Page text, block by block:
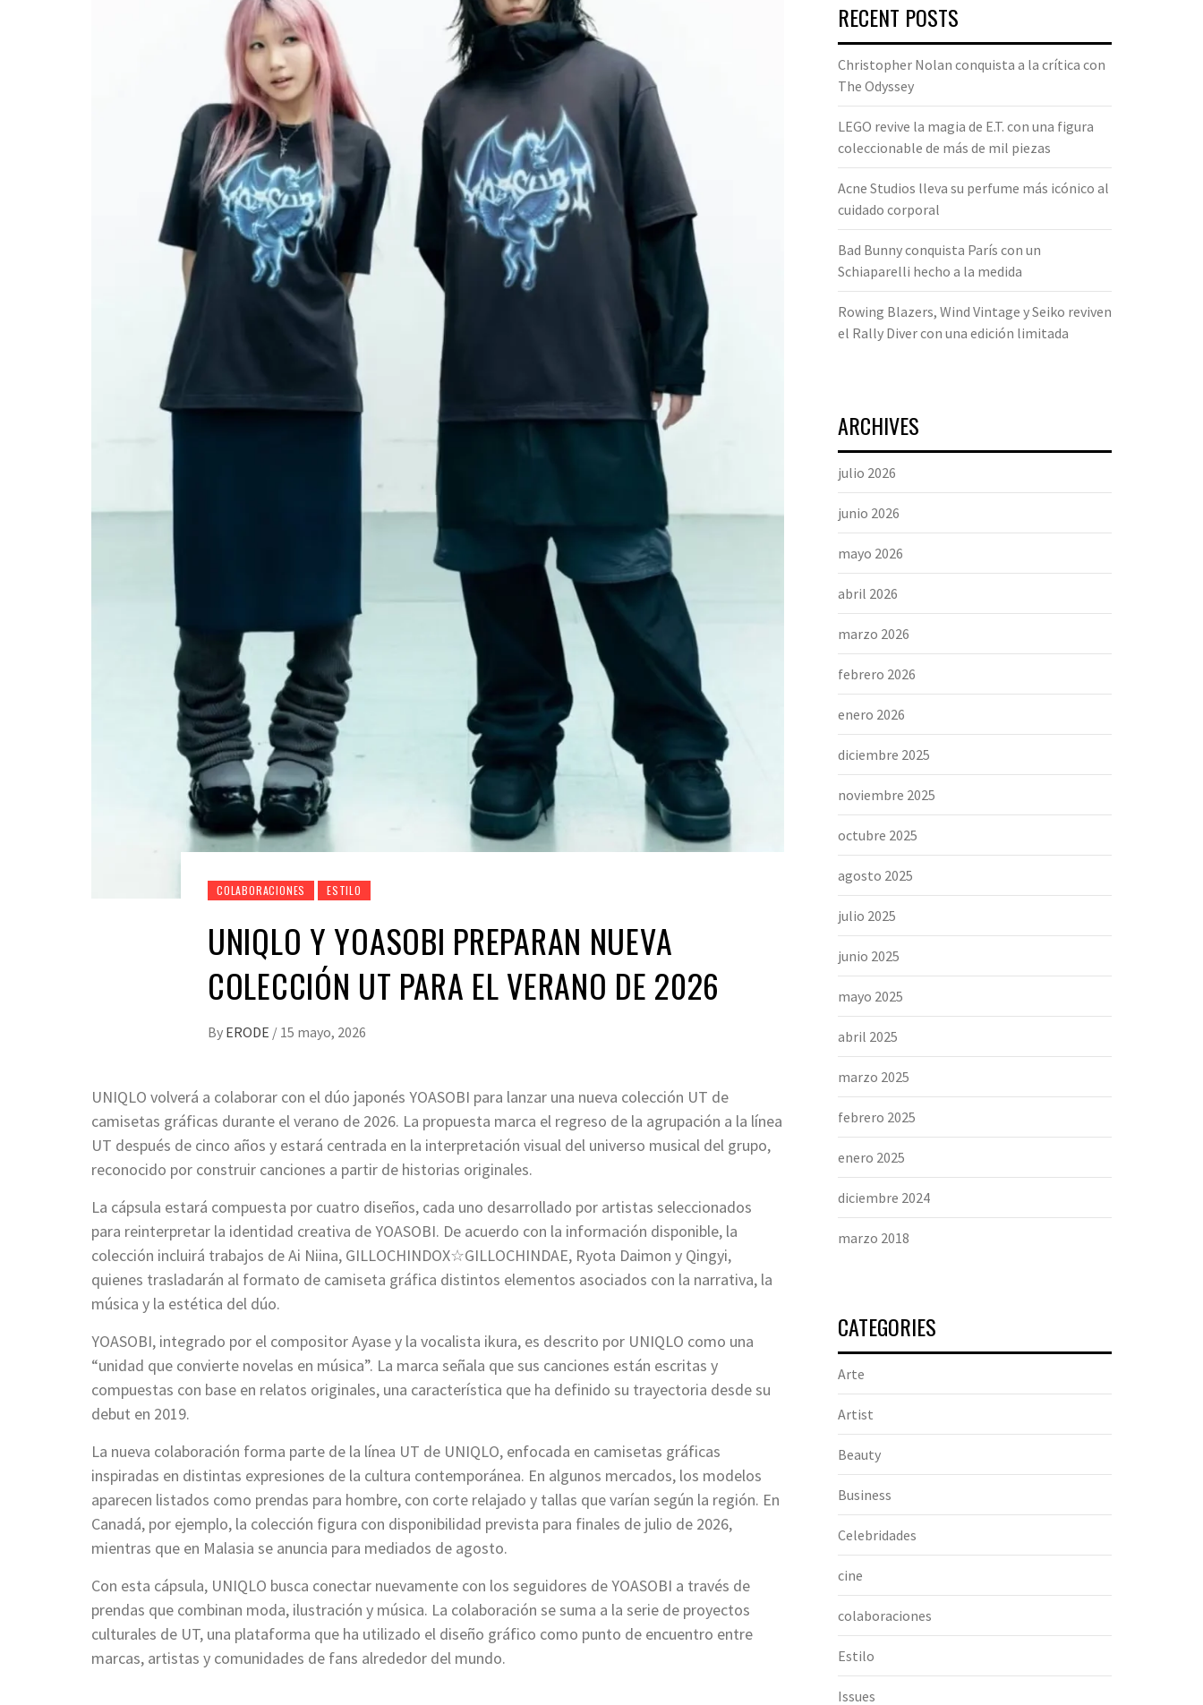
COLABORACIONES ESTILO
UNIQLO Y YOASOBI PREPARAN NUEVA
COLECCIÓN UT PARA EL VERANO DE 2026
By ERODE / 15 mayo, 2026
UNIQLO volverá a colaborar con el dúo japonés YOASOBI para lanzar una nueva colección UT de
camisetas gráficas durante el verano de 2026. La propuesta marca el regreso de la agrupación a la línea
UT después de cinco años y estará centrada en la interpretación visual del universo musical del grupo,
reconocido por construir canciones a partir de historias originales.
La cápsula estará compuesta por cuatro diseños, cada uno desarrollado por artistas seleccionados
para reinterpretar la identidad creativa de YOASOBI. De acuerdo con la información disponible, la
colección incluirá trabajos de Ai Niina, GILLOCHINDOX☆GILLOCHINDAE, Ryota Daimon y Qingyi,
quienes trasladarán al formato de camiseta gráfica distintos elementos asociados con la narrativa, la
música y la estética del dúo.
YOASOBI, integrado por el compositor Ayase y la vocalista ikura, es descrito por UNIQLO como una
“unidad que convierte novelas en música”. La marca señala que sus canciones están escritas y
compuestas con base en relatos originales, una característica que ha definido su trayectoria desde su
debut en 2019.
La nueva colaboración forma parte de la línea UT de UNIQLO, enfocada en camisetas gráficas
inspiradas en distintas expresiones de la cultura contemporánea. En algunos mercados, los modelos
aparecen listados como prendas para hombre, con corte relajado y tallas que varían según la región. En
Canadá, por ejemplo, la colección figura con disponibilidad prevista para finales de julio de 2026,
mientras que en Malasia se anuncia para mediados de agosto.
Con esta cápsula, UNIQLO busca conectar nuevamente con los seguidores de YOASOBI a través de
prendas que combinan moda, ilustración y música. La colaboración se suma a la serie de proyectos
culturales de UT, una plataforma que ha utilizado el diseño gráfico como punto de encuentro entre
marcas, artistas y comunidades de fans alrededor del mundo.
RECENT POSTS
Christopher Nolan conquista a la crítica con
The Odyssey
LEGO revive la magia de E.T. con una figura
coleccionable de más de mil piezas
Acne Studios lleva su perfume más icónico al
cuidado corporal
Bad Bunny conquista París con un
Schiaparelli hecho a la medida
Rowing Blazers, Wind Vintage y Seiko reviven
el Rally Diver con una edición limitada
ARCHIVES
julio 2026
junio 2026
mayo 2026
abril 2026
marzo 2026
febrero 2026
enero 2026
diciembre 2025
noviembre 2025
octubre 2025
agosto 2025
julio 2025
junio 2025
mayo 2025
abril 2025
marzo 2025
febrero 2025
enero 2025
diciembre 2024
marzo 2018
CATEGORIES
Arte
Artist
Beauty
Business
Celebridades
cine
colaboraciones
Estilo
Issues